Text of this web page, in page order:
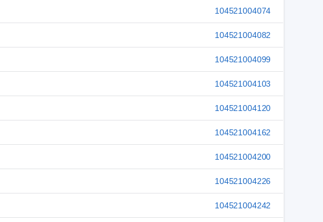
104521004074
104521004082
104521004099
104521004103
104521004120
104521004162
104521004200
104521004226
104521004242